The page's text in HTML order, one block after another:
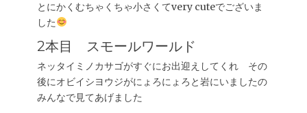
とにかくむちゃくちゃ小さくてvery cuteでございま
した
2本目 スモールワールド
ネッタイミノカサゴがすぐにお出迎えしてくれ その
後にオビイシヨウジがにょろにょろと岩にいましたの
みんなで見てあげました